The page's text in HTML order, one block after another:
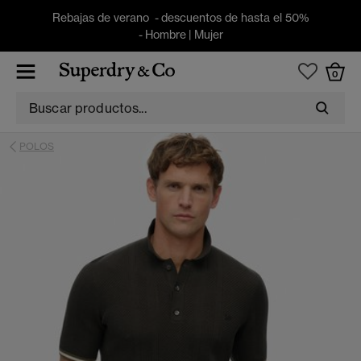
Rebajas de verano - descuentos de hasta el 50%
- Hombre| Mujer
0
POLOS